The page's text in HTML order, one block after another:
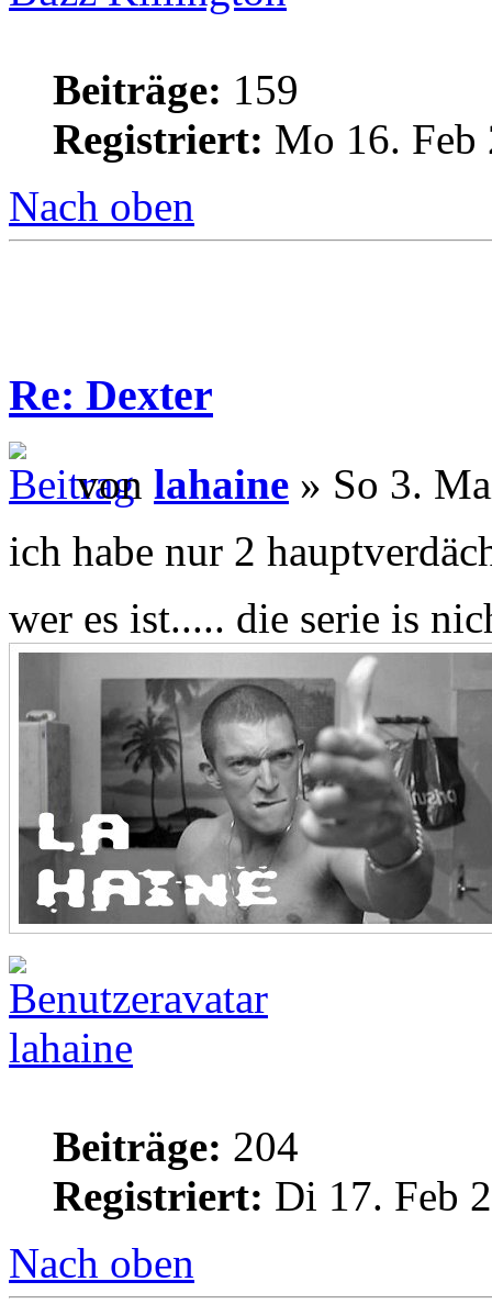
Beiträge: 159
Registriert: Mo 16. Feb
Nach oben
Re: Dexter
von lahaine » So 3.
ich habe nur 2
wer es ist..... die serie is
lahaine
Beiträge: 204
Registriert: Di 17. Feb
Nach oben